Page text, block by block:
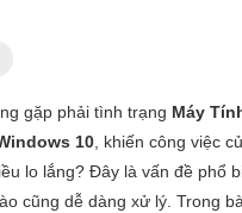
gặp phải tình trạng Máy
10 , khiến công việc
lo lắng? Đây là vấn đề phổ
cũng dễ dàng xử lý. Trong